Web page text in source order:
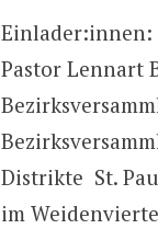
Einlader:innen:
Pastor Lennart
Distrikte St.
im